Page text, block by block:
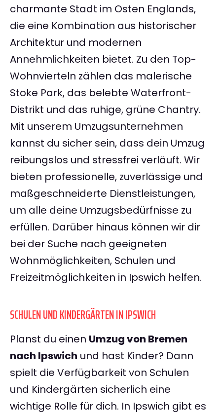
charmante Stadt im Osten Englands,
die eine Kombination aus historischer
Architektur und modernen
Annehmlichkeiten bietet. Zu den Top-
Wohnvierteln zählen das malerische
Stoke Park, das belebte Waterfront-
Distrikt und das ruhige, grüne Chantry.
Mit unserem Umzugsunternehmen
kannst du sicher sein, dass dein Umzug
reibungslos und stressfrei verläuft. Wir
bieten professionelle, zuverlässige und
maßgeschneiderte Dienstleistungen,
um alle deine Umzugsbedürfnisse zu
erfüllen. Darüber hinaus können wir dir
bei der Suche nach geeigneten
Wohnmöglichkeiten, Schulen und
Freizeitmöglichkeiten in Ipswich helfen.
SCHULEN UND KINDERGÄRTEN IN IPSWICH
Planst du einen Umzug von Bremen
nach Ipswich und hast Kinder? Dann
spielt die Verfügbarkeit von Schulen
und Kindergärten sicherlich eine
wichtige Rolle für dich. In Ipswich gibt es